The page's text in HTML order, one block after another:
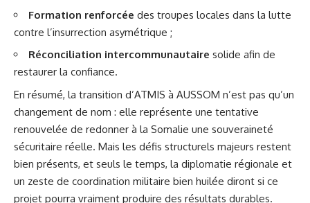
Formation renforcée des troupes locales dans la lutte
contre l’insurrection asymétrique ;
Réconciliation intercommunautaire solide afin de
restaurer la confiance.
En résumé, la transition d’ATMIS à AUSSOM n’est pas qu’un
changement de nom : elle représente une tentative
renouvelée de redonner à la Somalie une souveraineté
sécuritaire réelle. Mais les défis structurels majeurs restent
bien présents, et seuls le temps, la diplomatie régionale et
un zeste de coordination militaire bien huilée diront si ce
projet pourra vraiment produire des résultats durables.